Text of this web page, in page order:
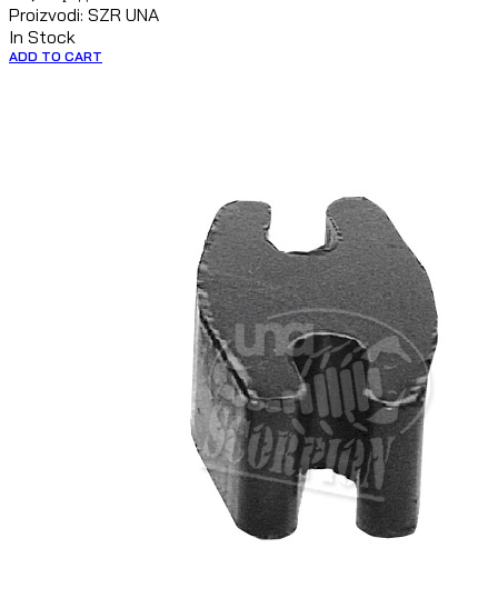
Proizvodi: SZR UNA
In Stock
ADD TO CART